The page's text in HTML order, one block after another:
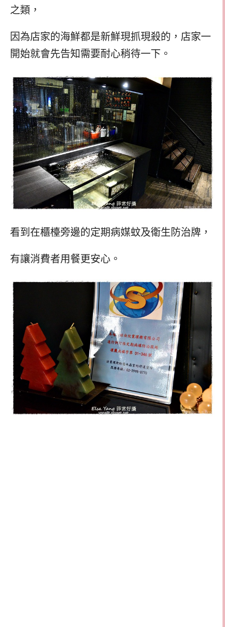
之類，
因為店家的海鮮都是新鮮現抓現殺的，店家一
開始就會先告知需要耐心稍待一下。
看到在櫃檯旁邊的定期病媒蚊及衛生防治牌，
有讓消費者用餐更安心。